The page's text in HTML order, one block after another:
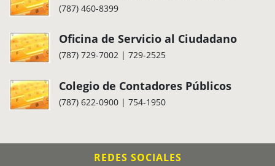
(787) 460-8399
Oficina de Servicio al Ciudadano
(787) 729-7002 | 729-2525
Colegio de Contadores Públicos
(787) 622-0900 | 754-1950
REDES SOCIALES